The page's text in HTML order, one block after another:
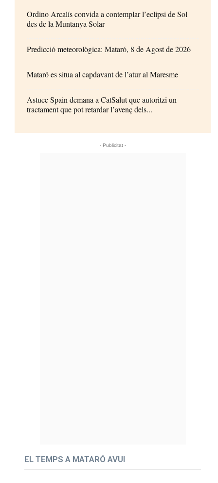
Ordino Arcalís convida a contemplar l’eclipsi de Sol
des de la Muntanya Solar
Predicció meteorològica: Mataró, 8 de Agost de 2026
Mataró es situa al capdavant de l’atur al Maresme
Astuce Spain demana a CatSalut que autoritzi un
tractament que pot retardar l’avenç dels...
- Publicitat -
EL TEMPS A MATARÓ AVUI